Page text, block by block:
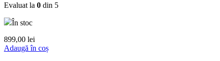
Evaluat la 0 din 5
În stoc
899,00 lei
Adaugă în coș